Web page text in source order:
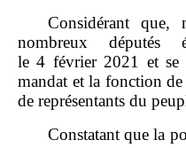
Considérant que,
nombreux
le 4 février 2021 et se
mandat et la fonction
de représentants du
Constatant que la